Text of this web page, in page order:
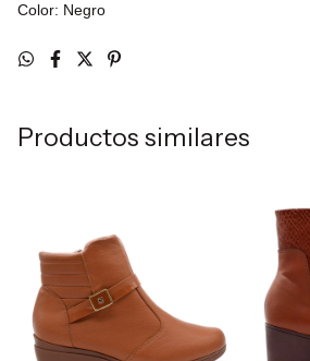
Color: Negro
Productos similares